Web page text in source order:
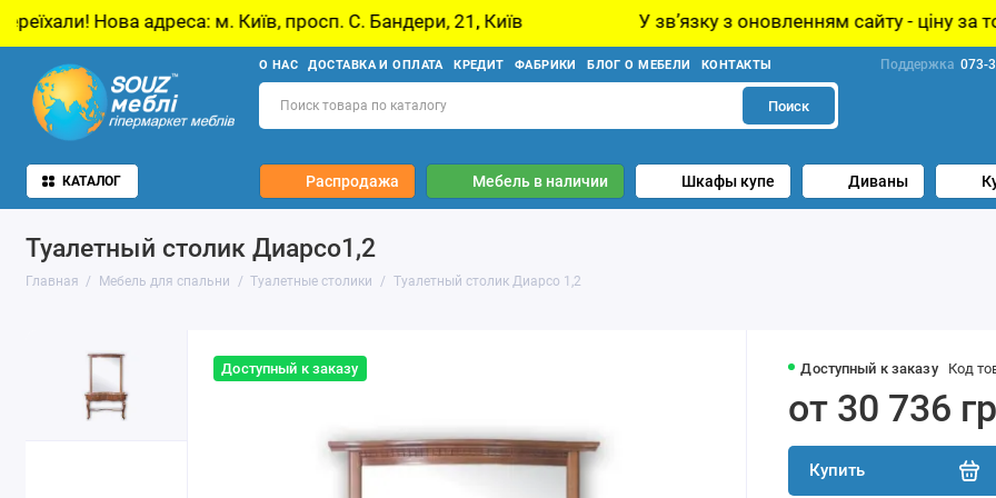
м. Київ, просп. С. Бандери, 21, Київ У звʼязку з оновленням сайту - ціну за товар
О НАС ДОСТАВКА И ОПЛАТА КРЕДИТ ФАБРИКИ БЛОГ О МЕБЕЛИ КОНТАКТЫ Поддержка 073-
Поиск
КАТАЛОГ Распродажа Мебель в наличии Шкафы купе Диваны
Туалетный столик Диарсо1,2
Главная Мебель для спальни Туалетные столики Туалетный столик Диарсо 1,2
Доступный к заказу Доступный к заказу Код
от 30 736
Купить